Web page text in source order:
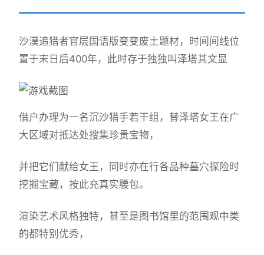
沙漠追猎者官层国语版变变废土题材，时间间线位
置于末日后400年，此时存于独独叫泽塔其文显
借户办理为一名沉沙猎手若干组，替泽塔女王在广
大区域对抵达处搜集珍贵宝物，
并把它们献给女王，同时亦在行各品种墓穴探险时
挖掘宝藏，按此充真实腰包。
渲染艺术风格独特，甚至是图书馆里的范围观中类
的都特别优秀，